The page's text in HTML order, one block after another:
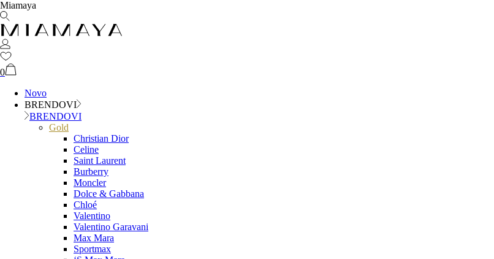
Miamaya
0
Novo
BRENDOVI
BRENDOVI
Gold
Christian Dior
Celine
Saint Laurent
Burberry
Moncler
Dolce & Gabbana
Chloé
Valentino
Valentino Garavani
Max Mara
Sportmax